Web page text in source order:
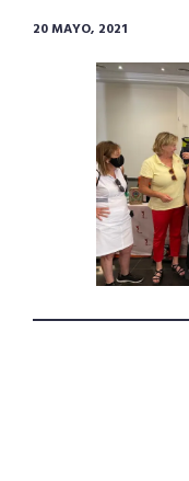
20 MAYO, 2021